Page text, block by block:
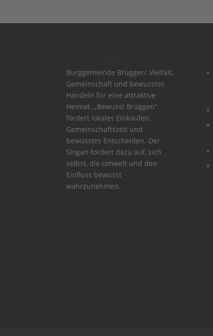
Burggemeinde Brüggen: Vielfalt,
Gemeinschaft und bewusstes
Handeln für eine attraktive
Heimat. „Bewusst Brüggen“
fördert lokales Einkaufen,
Gemeinschaftszeit und
bewusstes Entscheiden. Der
Slogan fordert dazu auf, sich
selbst, die Umwelt und den
Einfluss bewusst
wahrzunehmen.